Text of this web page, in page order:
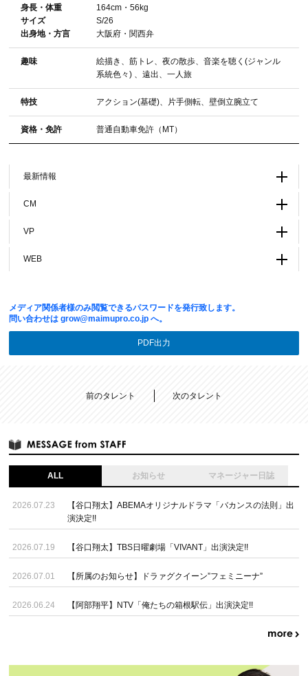
⾝⻑・体重
164cm・56kg
サイズ
S/26
出⾝地・⽅⾔
大阪府・関西弁
趣味
絵描き、筋トレ、夜の散歩、音楽を聴く(ジャンル
系統色々) 、遠出、一人旅
特技 アクション(基礎)、片手側転、壁倒立腕立て
資格・免許 普通自動車免許（MT）
最新情報
CM
VP
WEB
メディア関係者様のみ閲覧できるパスワードを発行致します。
問い合わせはgrow@maimupro.co.jp へ。
PDF出力
前のタレント 次のタレント
ALL お知らせ マネージャー日誌
2026.07.23
【谷口翔太】ABEMAオリジナルドラマ「バカンスの法則」出
演決定!!
2026.07.19 【谷口翔太】TBS日曜劇場「VIVANT」出演決定!!
2026.07.01 【所属のお知らせ】ドラァグクイーン”フェミニーナ”
2026.06.24 【阿部翔平】NTV「俺たちの箱根駅伝」出演決定!!